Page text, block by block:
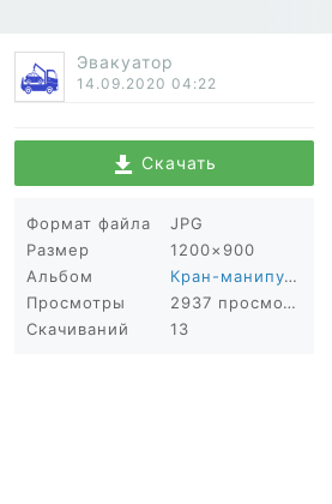
Эвакуатор
14.09.2020 04:22
Скачать
Формат файла
JPG
Размер
1200×900
Альбом
Кран-манипулятор в Сочи
Просмотры
2937 просмотров
Скачиваний
13